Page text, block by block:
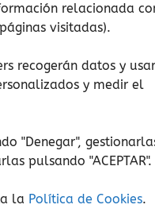
relacionada
visitadas).
recogerán datos y
y medir el
"Denegar",
pulsando "ACEPTAR".
la Política de Cookies.